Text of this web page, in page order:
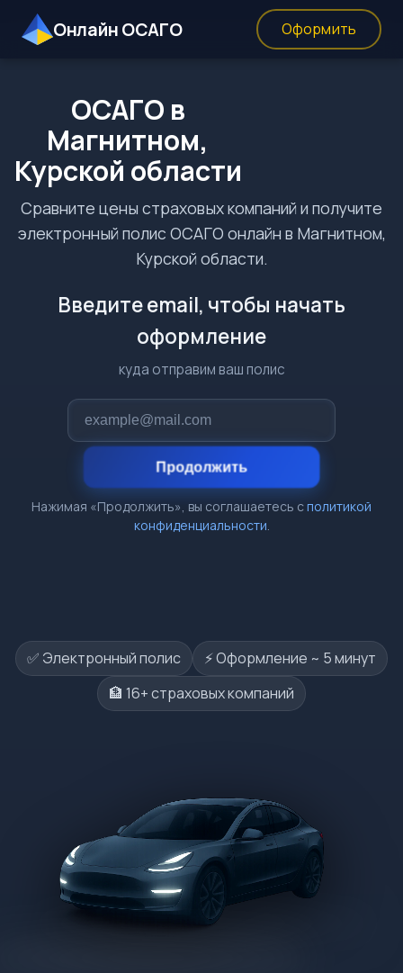
Онлайн ОСАГО Оформить
ОСАГО в
Магнитном,
Курской области
Сравните цены страховых компаний и получите
электронный полис ОСАГО онлайн в Магнитном,
Курской области.
Введите email, чтобы начать
оформление
куда отправим ваш полис
Продолжить
Нажимая «Продолжить», вы соглашаетесь сполитикой
конфиденциальности.
✅ Электронный полис
⚡️ Оформление ~ 5 минут
🏦 16+ страховых компаний